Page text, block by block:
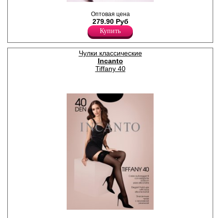
укрепленным невидимым
Плотность 20ден
Полиамид 88%
Эластан 12%
Оптовая цена
279.90 Руб
Купить
Чулки классические
Incanto
Tiffany 40